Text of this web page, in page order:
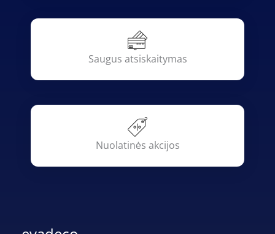
Saugus atsiskaitymas
Nuolatinės akcijos